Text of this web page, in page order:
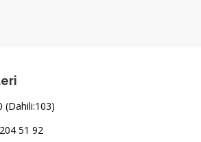
(Dahili:103)
51 92